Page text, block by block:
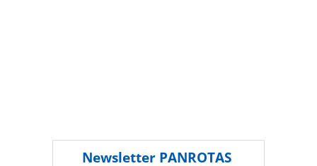
Newsletter PANROTAS